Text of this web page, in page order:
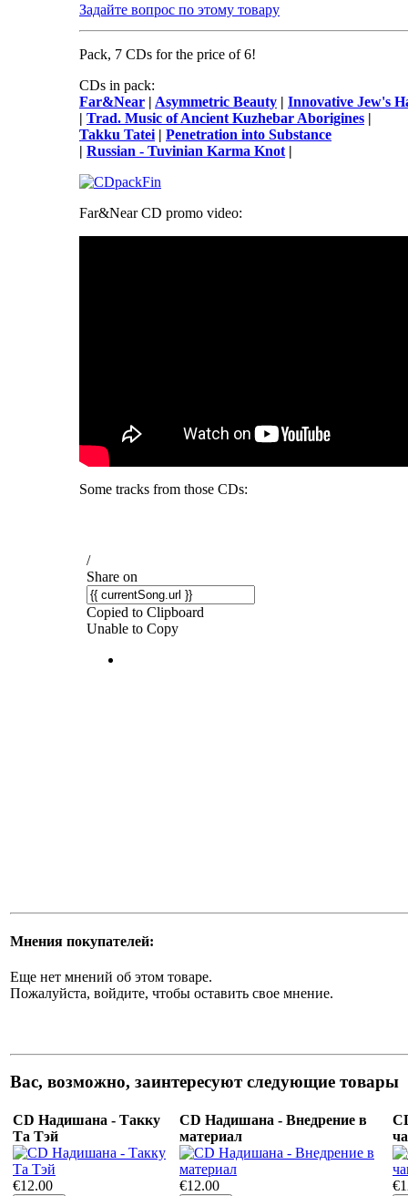
Задайте вопрос по этому товару
Pack, 7 CDs for the price of 6!
CDs in pack:
Far&Near | Asymmetric Beauty | Innovative Jew's
| Trad. Music of Ancient Kuzhebar Aborigines |
Takku Tatei | Penetration into Substance
| Russian - Tuvinian Karma Knot |
Far&Near CD promo video:
Some tracks from those CDs:
Мнения покупателей:
Еще нет мнений об этом товаре.
Пожалуйста, войдите, чтобы оставить свое мнение.
Вас, возможно, заинтересуют следующие товары
CD Надишана - Такку
Та Тэй
€12.00
CD Надишана - Внедрение в
материал
€12.00